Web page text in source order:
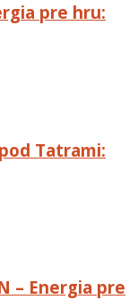
pre hru:
Tatrami:
– Energia pre